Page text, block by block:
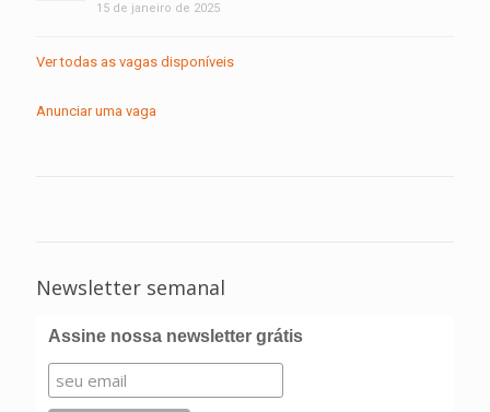
15 de janeiro de 2025
Ver todas as vagas disponíveis
Anunciar uma vaga
Newsletter semanal
Assine nossa newsletter grátis